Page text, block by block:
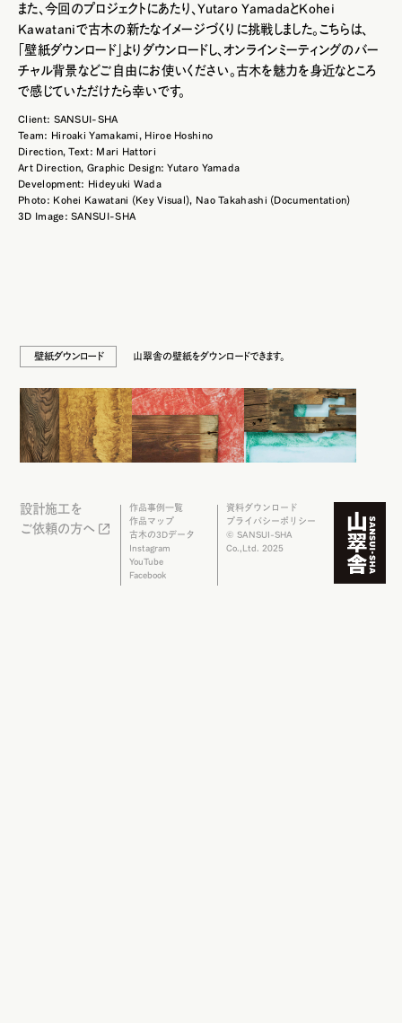
また、今回のプロジェクトにあたり、Yutaro YamadaとKohei
Kawataniで古木の新たなイメージづくりに挑戦しました。こちらは、
「壁紙ダウンロード」よりダウンロードし、オンラインミーティングのバー
チャル背景などご自由にお使いください。古木を魅力を身近なところ
で感じていただけたら幸いです。
Client: SANSUI-SHA
Team: Hiroaki Yamakami, Hiroe Hoshino
Direction, Text: Mari Hattori
Art Direction, Graphic Design: Yutaro Yamada
Development: Hideyuki Wada
Photo: Kohei Kawatani (Key Visual), Nao Takahashi (Documentation)
3D Image: SANSUI-SHA
壁紙ダウンロード 山翠舎の壁紙をダウンロードできます。
設計施工を
ご依頼の方へ
作品事例一覧
作品マップ
古木の3Dデータ
Instagram
YouTube
Facebook
資料ダウンロード
プライバシーポリシー
© SANSUI-SHA
Co.,Ltd. 2025